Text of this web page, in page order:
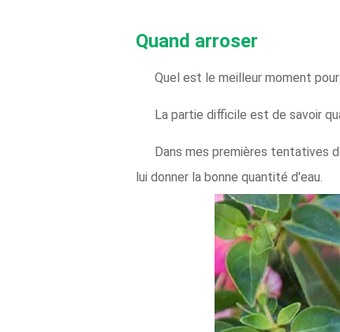
Quand arroser
Quel est le meilleur moment
La partie difficile est de savoir
Dans mes premières tentatives
lui donner la bonne quantité d'eau.